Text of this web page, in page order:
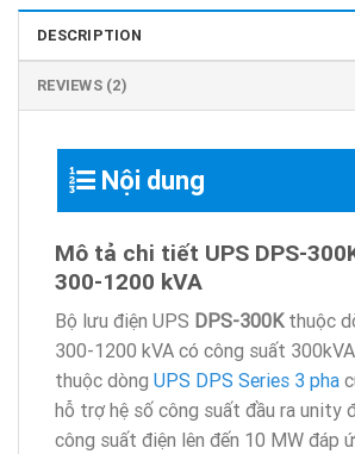
DESCRIPTION
REVIEWS (2)
Nội dung
Mô tả chi tiết UPS DPS-
300-1200 kVA
Bộ lưu điện UPS DPS-300Kthuộc
300-1200 kVA có công suất
thuộc dòng UPS DPS Series 3 pha
hỗ trợ hệ số công suất đầu ra unity
công suất điện lên đến 10 MW đáp